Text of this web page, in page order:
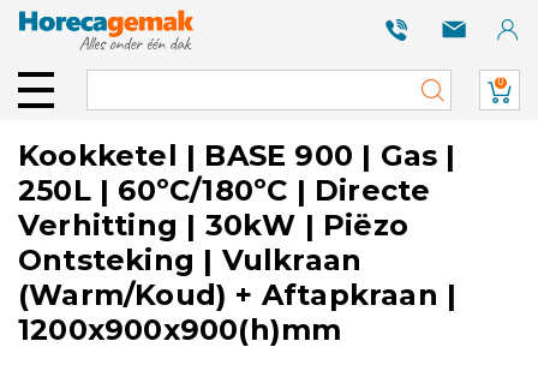
0
Kookketel | BASE 900 | Gas |
250L | 60ºC/180ºC | Directe
Verhitting | 30kW | Piëzo
Ontsteking | Vulkraan
(Warm/Koud) + Aftapkraan |
1200x900x900(h)mm